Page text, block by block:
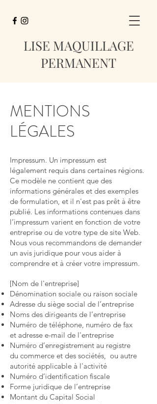
LISE MAQUILLAGE
PERMANENT
MENTIONS
LÉGALES
Impressum. Un impressum est
légalement requis dans certaines régions.
Ce modèle ne contient que des
informations générales et des exemples
de formulation, et il n'est pas prêt à être
publié. Les informations contenues dans
l’impressum varient en fonction de votre
entreprise ou de votre type de site Web.
Nous vous recommandons de demander
un avis juridique pour vous aider à
comprendre et à créer votre impressum.
[Nom de l'entreprise]
Dénomination sociale ou raison sociale
Adresse du siège social de l’entreprise
Noms des dirigeants de l’entreprise
Numéro de téléphone, numéro de fax
et adresse e-mail de l'entreprise
Numéro d’enregistrement au registre
du commerce et des sociétés, ou autre
autorité applicable à l'activité
Numéro d’identification fiscale
Forme juridique de l’entreprise
Montant du Capital Social